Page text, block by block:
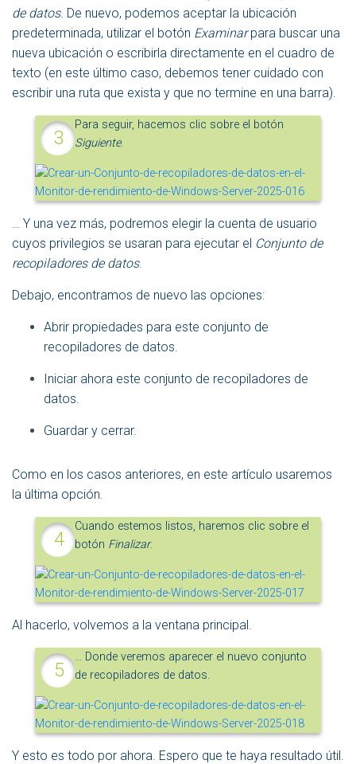
de datos. De nuevo, podemos aceptar la ubicación
predeterminada, utilizar el botón Examinarpara buscar una
nueva ubicación o escribirla directamente en el cuadro de
texto (en este último caso, debemos tener cuidado con
escribir una ruta que exista y que no termine en una barra).
Para seguir, hacemos clic sobre el botón
Siguiente.
… Y una vez más, podremos elegir la cuenta de usuario
cuyos privilegios se usaran para ejecutar el Conjunto de
recopiladores de datos.
Debajo, encontramos de nuevo las opciones:
Abrir propiedades para este conjunto de
recopiladores de datos.
Iniciar ahora este conjunto de recopiladores de
datos.
Guardar y cerrar.
Como en los casos anteriores, en este artículo usaremos
la última opción.
Cuando estemos listos, haremos clic sobre el
botón Finalizar.
Al hacerlo, volvemos a la ventana principal.
… Donde veremos aparecer el nuevo conjunto
de recopiladores de datos.
Y esto es todo por ahora. Espero que te haya resultado útil.